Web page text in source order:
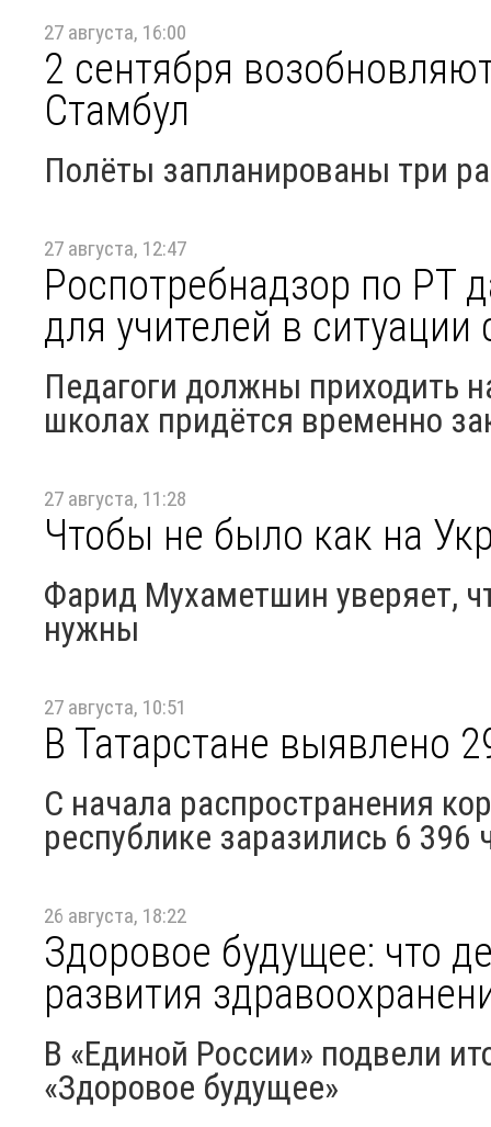
27 августа, 16:00
2 сентября
Стамбул
Полёты запланированы три
27 августа, 12:47
Роспотребнадзор по РТ
для учителей в ситуации
Педагоги должны приходить
школах придётся временно
27 августа, 11:28
Чтобы не было как на
Фарид Мухаметшин уверяет,
нужны
27 августа, 10:51
В Татарстане выявлено
С начала распространения
республике заразились 6 396
26 августа, 18:22
Здоровое будущее: что
развития
В «Единой России» подвели
«Здоровое будущее»